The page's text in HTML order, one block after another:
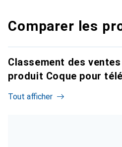
Comparer les
Classement des
produit Coque pour
Tout afficher